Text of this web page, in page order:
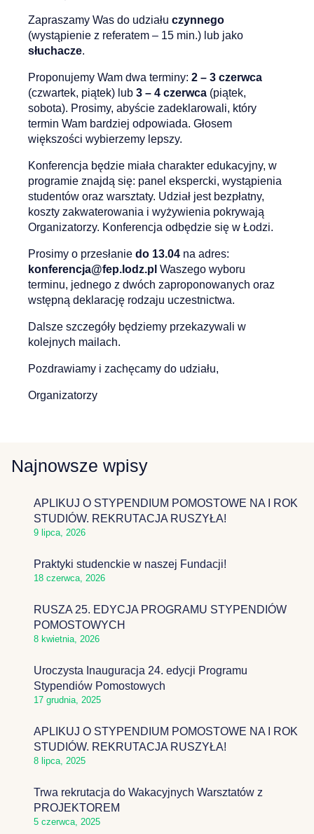
Zapraszamy Was do udziału czynnego
(wystąpienie z referatem – 15 min.) lub jako
słuchacze.
Proponujemy Wam dwa terminy: 2 – 3 czerwca
(czwartek, piątek) lub 3 – 4 czerwca (piątek,
sobota). Prosimy, abyście zadeklarowali, który
termin Wam bardziej odpowiada. Głosem
większości wybierzemy lepszy.
Konferencja będzie miała charakter edukacyjny, w
programie znajdą się: panel ekspercki, wystąpienia
studentów oraz warsztaty. Udział jest bezpłatny,
koszty zakwaterowania i wyżywienia pokrywają
Organizatorzy. Konferencja odbędzie się w Łodzi.
Prosimy o przesłanie do 13.04 na adres:
konferencja@fep.lodz.pl Waszego wyboru
terminu, jednego z dwóch zaproponowanych oraz
wstępną deklarację rodzaju uczestnictwa.
Dalsze szczegóły będziemy przekazywali w
kolejnych mailach.
Pozdrawiamy i zachęcamy do udziału,
Organizatorzy
Najnowsze wpisy
APLIKUJ O STYPENDIUM POMOSTOWE NA I ROK
STUDIÓW. REKRUTACJA RUSZYŁA!
9 lipca, 2026
Praktyki studenckie w naszej Fundacji!
18 czerwca, 2026
RUSZA 25. EDYCJA PROGRAMU STYPENDIÓW
POMOSTOWYCH
8 kwietnia, 2026
Uroczysta Inauguracja 24. edycji Programu
Stypendiów Pomostowych
17 grudnia, 2025
APLIKUJ O STYPENDIUM POMOSTOWE NA I ROK
STUDIÓW. REKRUTACJA RUSZYŁA!
8 lipca, 2025
Trwa rekrutacja do Wakacyjnych Warsztatów z
PROJEKTOREM
5 czerwca, 2025